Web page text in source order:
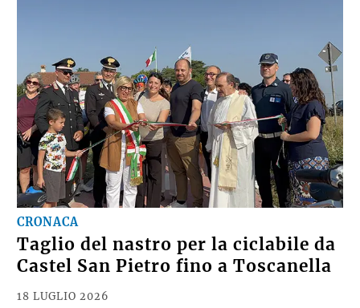
CRONACA
Taglio del nastro per la ciclabile da
Castel San Pietro fino a Toscanella
18 LUGLIO 2026